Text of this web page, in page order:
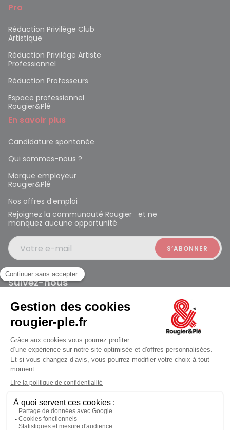
ouvert à 10:00
Pro
Réduction Privilège Club
Artistique
Réduction Privilège Artiste
Professionnel
Réduction Professeurs
Espace professionnel
Rougier&Plé
En savoir plus
Candidature spontanée
Qui sommes-nous ?
Marque employeur
Rougier&Plé
Nos offres d’emploi
Rejoignez la communauté Rougier et ne
manquez aucune opportunité
Votre e-mail
Suivez-nous
Rougier et Plé 2024 Copyright
Mentions légales
Conditions générales des ventes
Données personnelles